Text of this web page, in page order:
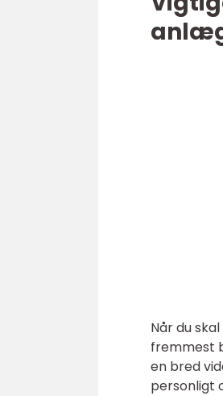
Når du
fremmest
en bred
personligt